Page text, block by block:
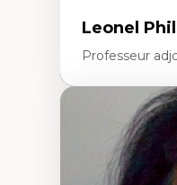
Recherche
et centrée sur
Leonel
Professeur
Expertises
Santé mondiale
Femme en
Innovation